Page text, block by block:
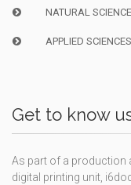
NATURAL
APPLIED SCIENCES
Get to know
As part of a production
digital printing unit,